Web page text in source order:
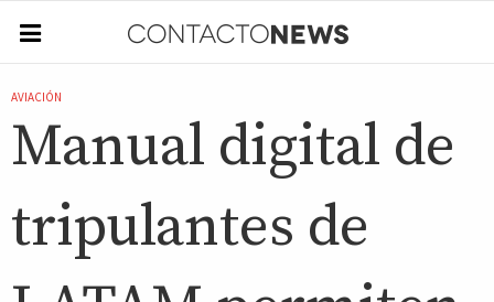
AVIACIÓN
Manual digital de
tripulantes de